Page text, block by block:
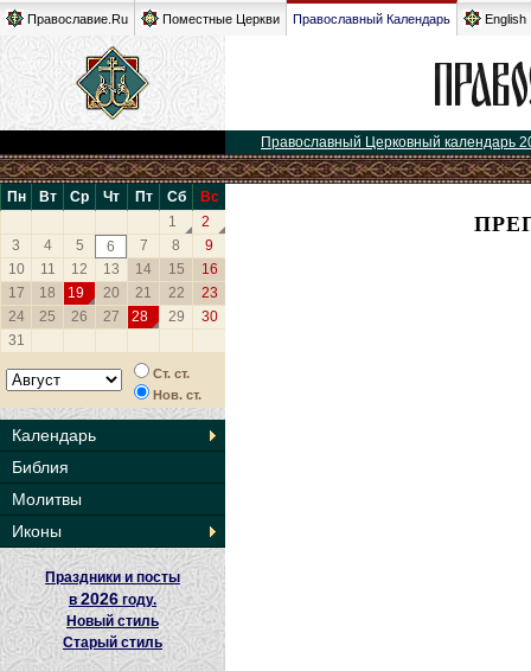
Православие.Ru Поместные Церкви Православный Календарь English
Православный Церковный календарь
Пн Вт Ср Чт Пт Сб
Вс
1
2
3
4 5 6 7 8
9
10
11 12 13 14 15
16
17
18 19 20 21 22
23
24
25 26 27 28 29
30
31
Ст. ст.
Нов. ст.
Календарь
Библия
Молитвы
Иконы
Праздники и посты
в2026 году.
Новый стиль
Старый стиль